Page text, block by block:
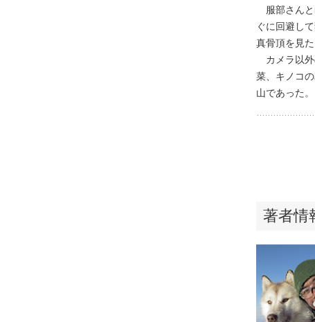
服部さんと
ぐに回避し
真骨頂を見た
カメラ以外
菜、キノコ
山であった。
著者情